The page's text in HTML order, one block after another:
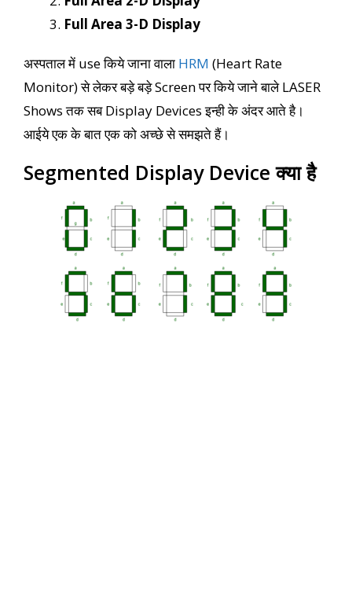
Full Area 3-D Display
अस्पताल में use किये जाना वाला HRM (Heart Rate
Monitor) से लेकर बड़े बड़े Screen पर किये जाने बाले LASER
Shows तक सब Display Devices इन्ही के अंदर आते है।
आईये एक के बात एक को अच्छे से समझते हैं।
Segmented Display Device क्या है